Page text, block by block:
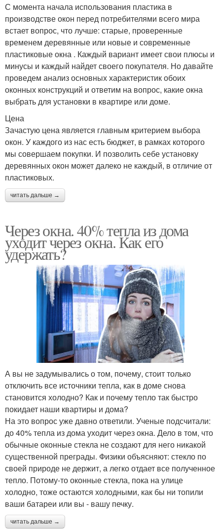
С момента начала использования пластика в
производстве окон перед потребителями всего мира
встает вопрос, что лучше: старые, проверенные
временем деревянные или новые и современные
пластиковые окна . Каждый вариант имеет свои плюсы и
минусы и каждый найдет своего покупателя. Но давайте
проведем анализ основных характеристик обоих
оконных конструкций и ответим на вопрос, какие окна
выбрать для установки в квартире или доме.
Цена
Зачастую цена является главным критерием выбора
окон. У каждого из нас есть бюджет, в рамках которого
мы совершаем покупки. И позволить себе установку
деревянных окон может далеко не каждый, в отличие от
пластиковых.
читать дальше →
Через окна. 40% тепла из дома
уходит через окна. Как его
удержать?
А вы не задумывались о том, почему, стоит только
отключить все источники тепла, как в доме снова
становится холодно? Как и почему тепло так быстро
покидает наши квартиры и дома?
На это вопрос уже давно ответили. Ученые подсчитали:
до 40% тепла из дома уходит через окна. Дело в том, что
обычные оконные стекла не создают для него никакой
существенной преграды. Физики объясняют: стекло по
своей природе не держит, а легко отдает все полученное
тепло. Потому-то оконные стекла, пока на улице
холодно, тоже остаются холодными, как бы ни топили
ваши батареи или вы - вашу печку.
читать дальше →